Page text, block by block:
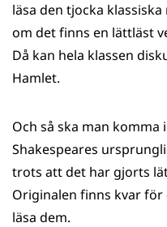
läsa den tjocka
om det finns en lättläst
Då kan hela klassen
Hamlet.
Och så ska man
Shakespeares
trots att det har gjorts
Originalen finns kvar
läsa dem.